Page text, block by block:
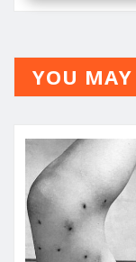
YOU MAY